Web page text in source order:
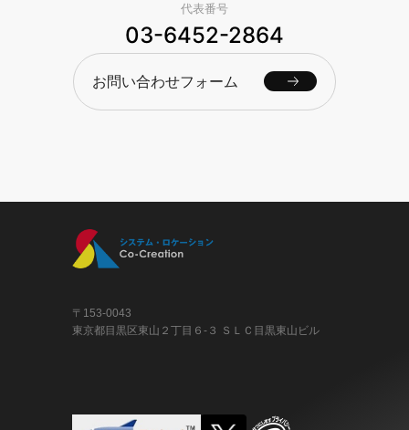
代表番号
03-6452-2864
お問い合わせフォーム
〒153-0043
東京都目黒区東山２丁目６-３ ＳＬＣ目黒東山ビル